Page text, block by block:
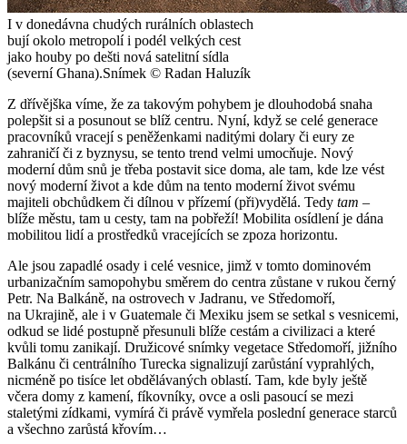
I v donedávna chudých rurálních oblastech
bují okolo metropolí i podél velkých cest
jako houby po dešti nová satelitní sídla
(severní Ghana).Snímek © Radan Haluzík
Z dřívějška víme, že za takovým pohybem je dlouhodobá snaha
polepšit si a posunout se blíž centru. Nyní, když se celé generace
pracovníků vracejí s peněženkami naditými dolary či eury ze
zahraničí či z byznysu, se tento trend velmi umocňuje. Nový
moderní dům snů je třeba postavit sice doma, ale tam, kde lze vést
nový moderní život a kde dům na tento moderní život svému
majiteli obchůdkem či dílnou v přízemí (při)vydělá. Tedy tam –
blíže městu, tam u cesty, tam na pobřeží! Mobilita osídlení je dána
mobilitou lidí a prostředků vracejících se zpoza horizontu.
Ale jsou zapadlé osady i celé vesnice, jimž v tomto dominovém
urbanizačním samopohybu směrem do centra zůstane v rukou černý
Petr. Na Balkáně, na ostrovech v Jadranu, ve Středomoří,
na Ukrajině, ale i v Guatemale či Mexiku jsem se setkal s vesnicemi,
odkud se lidé postupně přesunuli blíže cestám a civilizaci a které
kvůli tomu zanikají. Družicové snímky vegetace Středomoří, jižního
Balkánu či centrálního Turecka signalizují zarůstání vyprahlých,
nicméně po tisíce let obdělávaných oblastí. Tam, kde byly ještě
včera domy z kamení, fíkovníky, ovce a osli pasoucí se mezi
staletými zídkami, vymírá či právě vymřela poslední generace starců
a všechno zarůstá křovím…